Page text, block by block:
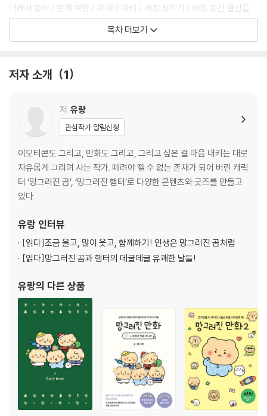
너라서 좋아 / 함께 여행 / 파자마 파티 / 애칭 정하기 / 애칭 중간 결산을
해보자 / 애칭 최종 결정
부앙단 프사 모음 / 먹고 눕기 / 명절1 / 명절2 / 동그라진 일주일 / 왠지 자
햄스터 미용실
유령 이야기1 / 유령 이야기2 / 유령 이야기3 / 유령 이야기4 / 편
Q&A망곰이 잠옷은 어디서 파나요? / 망그러진곰은 무슨 종인가요? / 사
랑이란 뭘까? / 망곰이의 콧물방울을 터트리면?
목차 더보기
저자 소개 1
저 유랑
관심작가 알림신청
이모티콘도 그리고, 만화도 그리고, 그리고 싶은 걸 마음 내키는 대로
자유롭게 그리며 사는 작가. 떼려야 뗄 수 없는 존재가 되어 버린 캐릭
터 ‘망그러진 곰’, ‘망그러진 햄터’로 다양한 콘텐츠와 굿즈를 만들고
있다.
유랑 인터뷰
[읽다]조금 울고, 많이 웃고, 함께하기! 인생은 망그러진 곰처럼
[읽다]망그러진 곰과 햄터의 데굴데굴 유쾌한 날들!
유랑의 다른 상품